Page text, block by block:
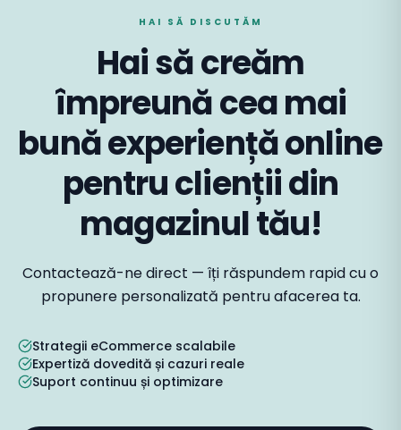
HAI SĂ DISCUTĂM
Hai să creăm
împreună cea mai
bună experiență online
pentru clienții din
magazinul tău!
Contactează-ne direct — îți răspundem rapid cu o
propunere personalizată pentru afacerea ta.
Strategii eCommerce scalabile
Expertiză dovedită și cazuri reale
Suport continuu și optimizare